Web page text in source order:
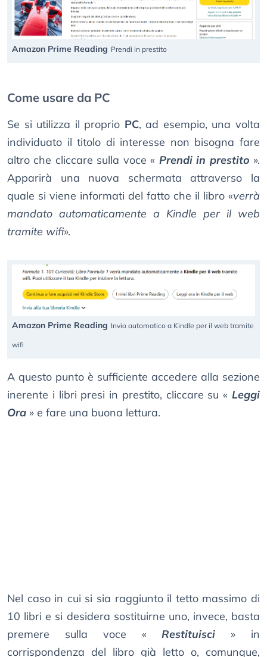
Amazon Prime Reading Prendi in prestito
Come usare da PC
Se si utilizza il proprio PC, ad esempio, una volta
individuato il titolo di interesse non bisogna fare
altro che cliccare sulla voce « Prendi in prestito ».
Apparirà una nuova schermata attraverso la
quale si viene informati del fatto che il libro «verrà
mandato automaticamente a Kindle per il web
tramite wifi».
Amazon Prime Reading Invio automatico a Kindle per il web tramite
wifi
A questo punto è sufficiente accedere alla sezione
inerente i libri presi in prestito, cliccare su « Leggi
Ora » e fare una buona lettura.
Nel caso in cui si sia raggiunto il tetto massimo di
10 libri e si desidera sostituirne uno, invece, basta
premere sulla voce «
Restituisci
» in
corrispondenza del libro già letto o, comunque,